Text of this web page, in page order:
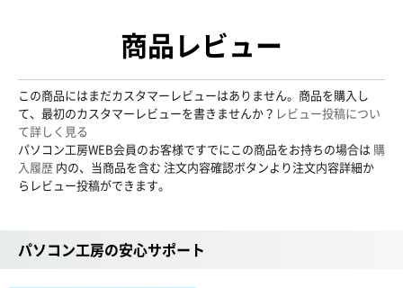
商品レビュー
この商品にはまだカスタマーレビューはありません。商品を購入し
て、最初のカスタマーレビューを書きませんか？ レビュー投稿につい
て詳しく見る
パソコン工房WEB会員のお客様ですでにこの商品をお持ちの場合は 購
入履歴 内の、当商品を含む 注文内容確認ボタンより注文内容詳細か
らレビュー投稿ができます。
パソコン工房の安心サポート